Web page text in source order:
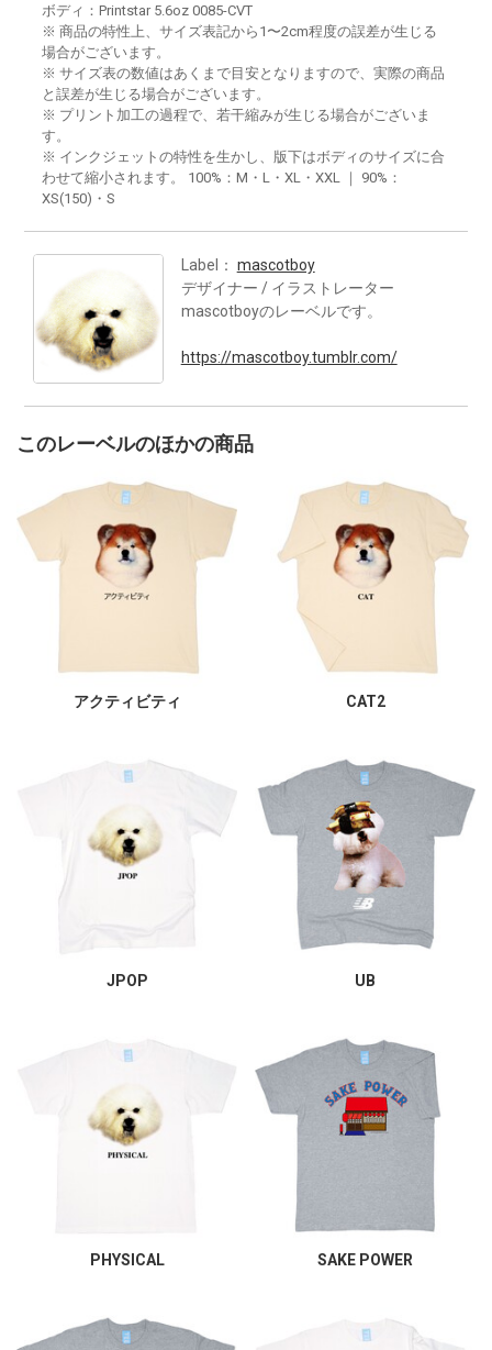
ボディ：Printstar 5.6oz 0085-CVT
※ 商品の特性上、サイズ表記から1〜2cm程度の誤差が生じる
場合がございます。
※ サイズ表の数値はあくまで目安となりますので、実際の商品
と誤差が生じる場合がございます。
※ プリント加工の過程で、若干縮みが生じる場合がございま
す。
※ インクジェットの特性を生かし、版下はボディのサイズに合
わせて縮小されます。 100%：M・L・XL・XXL ｜ 90%：
XS(150)・S
Label： mascotboy
デザイナー / イラストレーター
mascotboyのレーベルです。
https://mascotboy.tumblr.com/
このレーベルのほかの商品
アクティビティ CAT2
JPOP UB
PHYSICAL SAKE POWER